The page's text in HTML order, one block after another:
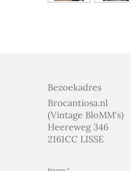
Bezoekadres
Brocantiosa.nl
(Vintage BloMM's)
Heereweg 346
2161CC LISSE